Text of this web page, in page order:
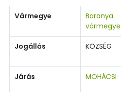
Vármegye
Baranya
vármegye
Jogállás KÖZSÉG
Járás MOHÁCSI